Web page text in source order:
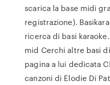
scarica la base midi
registrazione).
ricerca di basi
mid Cerchi altre basi
pagina a lui dedicata
canzoni di Elodie Di